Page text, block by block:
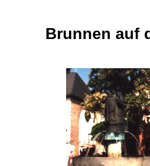
Brunnen auf